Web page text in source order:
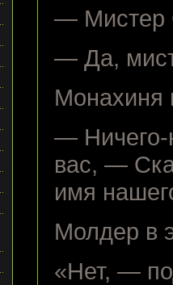
— Мистер
— Да,
Монахиня
— Ничего-
вас, —
имя
Молдер в
«Нет, —